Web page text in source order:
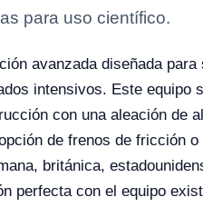
para uso científico.
avanzada diseñada
intensivos. Este equipo
con una aleación de
de frenos de fricción
británica,
perfecta con el equipo